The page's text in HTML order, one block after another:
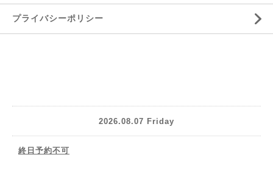
プライバシーポリシー
2026.08.07 Friday
終日予約不可